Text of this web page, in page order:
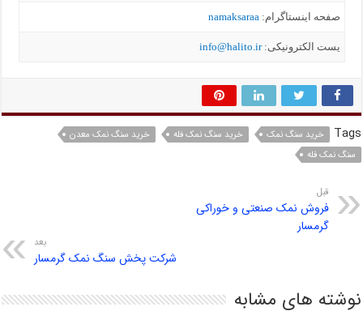
صفحه اینستاگرام: namaksaraa
یست الکترونیکی:info@halito.ir
Tags خرید سنگ نمک خرید سنگ نمک فله
خرید سنگ نمک معدن
سنگ نمک فله
قبل
فروش نمک صنعتی و خوراکی
گرمسار
بعد
شرکت پخش سنگ نمک گرمسار
نوشته های مشابه